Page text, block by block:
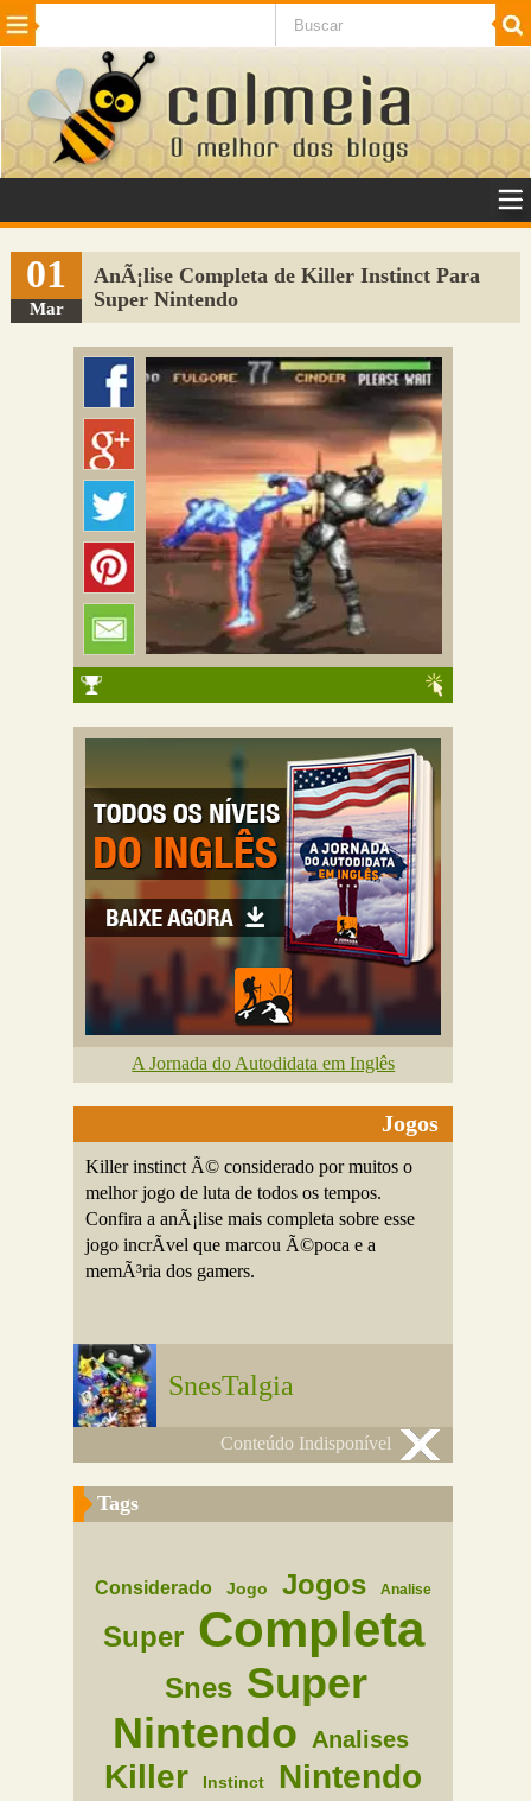
Beleza Cinema e TV
Internet Jogos NotÃ­cias SaÃºde
VeÃ­culos Adulto
Sugerir Link
Adicionar Blog
Colmeia Exchange
01
Mar
AnÃ¡lise Completa de Killer Instinct Para
Super Nintendo
A Jornada do Autodidata em Inglês
Jogos
Killer instinct Ã© considerado por muitos o
melhor jogo de luta de todos os tempos.
Confira a anÃ¡lise mais completa sobre esse
jogo incrÃ­vel que marcou Ã©poca e a
memÃ³ria dos gamers.
SnesTalgia
Conteúdo Indisponível
Tags
Considerado Jogo Jogos Analise
Super Completa
Snes Super
Nintendo
Analises
Killer Instinct Nintendo